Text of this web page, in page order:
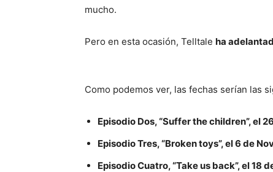
mucho.
Pero en esta ocasión, Telltale ha
Como podemos ver, las fechas serían las
Episodio Dos, “Suffer the children”, el
Episodio Tres, “Broken toys”, el 6 de
Episodio Cuatro, “Take us back”, el 18